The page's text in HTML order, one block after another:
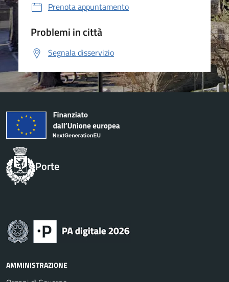
Prenota appuntamento
Problemi in città
Segnala disservizio
Porte
AMMINISTRAZIONE